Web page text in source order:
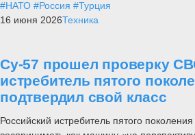
#НАТО #Россия #Турция
16 июня 2026Техника
Су-57 прошел проверку
истребитель пятого
подтвердил свой класс
Российский истребитель пятого